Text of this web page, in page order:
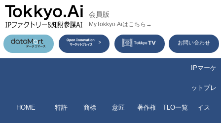
コ
ン
テ
ン
会員版
MyTokkyo.Aiはこちら→
お問い合わせ
HOME 特許 商標 意匠 著作権 TLO一覧
IPマーケ
ットプレ
イス